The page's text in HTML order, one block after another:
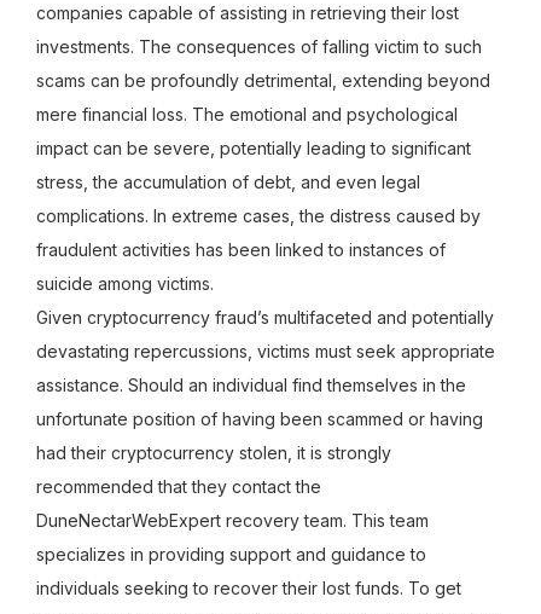
companies capable of assisting in retrieving their lost
investments. The consequences of falling victim to such
scams can be profoundly detrimental, extending beyond
mere financial loss. The emotional and psychological
impact can be severe, potentially leading to significant
stress, the accumulation of debt, and even legal
complications. In extreme cases, the distress caused by
fraudulent activities has been linked to instances of
suicide among victims.
Given cryptocurrency fraud’s multifaceted and potentially
devastating repercussions, victims must seek appropriate
assistance. Should an individual find themselves in the
unfortunate position of having been scammed or having
had their cryptocurrency stolen, it is strongly
recommended that they contact the
DuneNectarWebExpert recovery team. This team
specializes in providing support and guidance to
individuals seeking to recover their lost funds. To get